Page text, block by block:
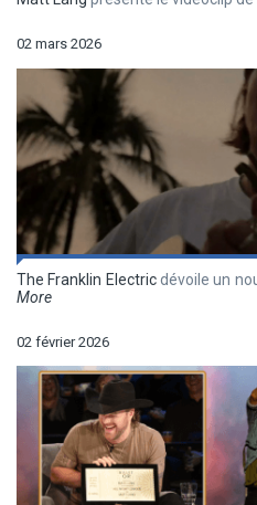
02 mars 2026
The Franklin Electricdévoile un
More
02 février 2026